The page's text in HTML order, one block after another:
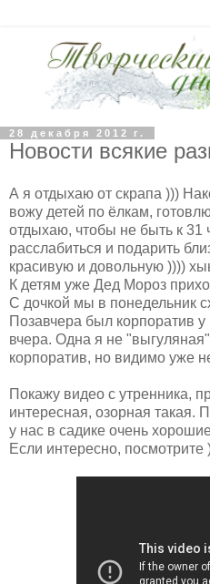
28 декабря 2012 г.
Новости всякие
А я отдыхаю от скрапа )))
вожу детей по ёлкам,
отдыхаю, чтобы не быть к 31
расслабиться и подарить
красивую и довольную ))))
К детям уже Дед Мороз
С дочкой мы в понедельник
Позавчера был корпоратив
вчера. Одна я не
корпоратив, но видимо уже
Покажу видео с утренника,
интересная, озорная
у нас в садике очень
Если интересно, посмотрите